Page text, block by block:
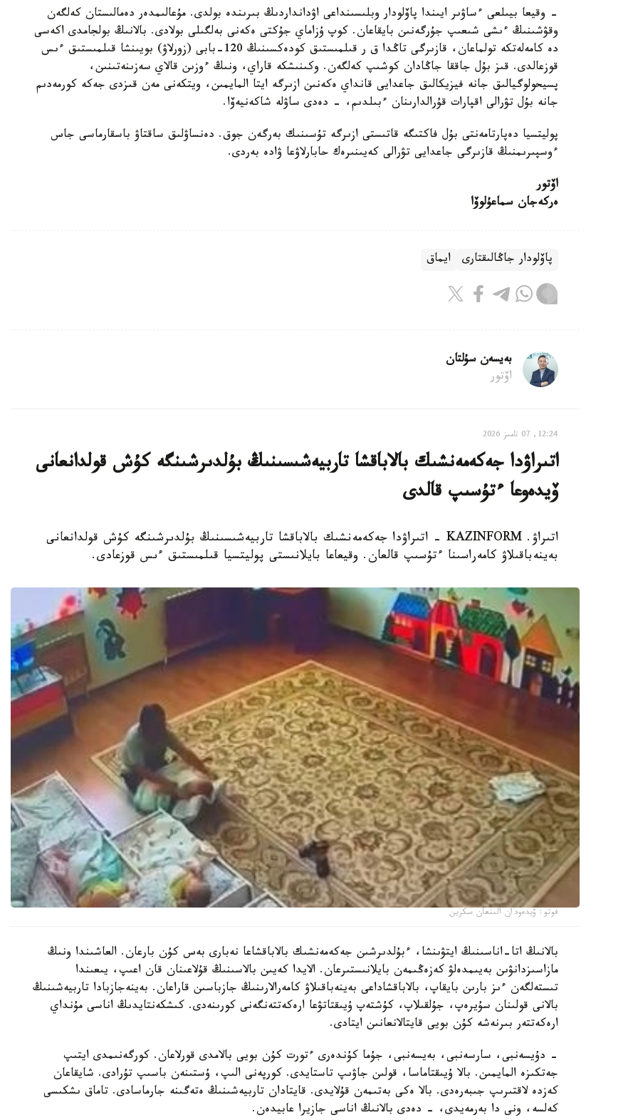
- وقيعا بيىلعى ءساۋىر ايىندا پاۆلودار وبلىسىنداعى اۋدانداردىڭ بىرىندە بولدى. مۇعالىمدەر دەمالىستان كەلگەن
وقۋشىنىڭ ءىشى شىعىپ جۇرگەنىن بايقاعان. كوپ ۇزاماي جۇكتى ەكەنى بەلگىلى بولادى. بالانىڭ بولجامدى اكەسى
دە كامەلەتكە تولماعان، قازىرگى تاڭدا ق ر قىلمىستىق كودەكسىنىڭ 120-بابى (زورلاۋ) بويىنشا قىلمىستىق ءىس
قوزعالدى. قىز بۇل جاققا جاڭادان كوشىپ كەلگەن. وكىنىشكە قاراي، ونىڭ ءوزىن قالاي سەزىنەتىنىن،
پسيحولوگيالىق جانە فيزيكالىق جاعدايى قانداي ەكەنىن ازىرگە ايتا المايمىن، ويتكەنى مەن قىزدى جەكە كورمەدىم
جانە بۇل تۋرالى اقپارات قۇرالدارىنان ءبىلدىم، - دەدى ساۋلە شاكەنيەۆا.
پوليتسيا دەپارتامەنتى بۇل فاكتىگە قاتىستى ازىرگە تۇسىنىك بەرگەن جوق. دەنساۋلىق ساقتاۋ باسقارماسى جاس
ءوسپىرىمنىڭ قازىرگى جاعدايى تۋرالى كەيىنىرەك حابارلاۋعا ۋادە بەردى.
اۆتور
ەركەجان سماعۇلوۆا
پاۆلودار جاڭالىقتارى ايماق
بەيسەن سۇلتان
اۆتور
12:24, 07 تامىز 2026
اتىراۋدا جەكەمەنشىك بالاباقشا تاربيەشىسىنىڭ بۇلدىرشىنگە كۇش قولدانعانى
ۆيدەوعا ءتۇسىپ قالدى
اتىراۋ. KAZINFORM - اتىراۋدا جەكەمەنشىك بالاباقشا تاربيەشىسىنىڭ بۇلدىرشىنگە كۇش قولدانعانى
بەينەباقىلاۋ كامەراسىنا ءتۇسىپ قالعان. وقيعاعا بايلانىستى پوليتسيا قىلمىستىق ءىس قوزعادى.
فوتو: ۆيدەودان الىنعان سكرين
بالانىڭ اتا-اناسىنىڭ ايتۋىنشا، ءبۇلدىرشىن جەكەمەنشىك بالاباقشاعا نەبارى بەس كۇن بارعان. العاشىندا ونىڭ
مازاسىزدانۋىن بەيىمدەلۋ كەزەڭىمەن بايلانىستىرعان. الايدا كەيىن بالاسىنىڭ قۇلاعىنان قان اعىپ، يىعىندا
تىستەلگەن ءىز بارىن بايقاپ، بالاباقشاداعى بەينەباقىلاۋ كامەرالارىنىڭ جازباسىن قاراعان. بەينەجازبادا تاربيەشىنىڭ
بالانى قولىنان سۇيرەپ، جۇلقىلاپ، كۇشتەپ ۇيىقتاتۋعا ارەكەتتەنگەنى كورىنەدى. كىشكەنتايدىڭ اناسى مۇنداي
ارەكەتتەر بىرنەشە كۇن بويى قايتالانعانىن ايتادى.
- دۇيسەنبى، سارسەنبى، بەيسەنبى، جۇما كۇندەرى ءتورت كۇن بويى بالامدى قورلاعان. كورگەنىمدى ايتىپ
جەتكىزە المايمىن. بالا ۇيىقتاماسا، قولىن جاۋىپ تاستايدى. كورپەنى الىپ، ۇستىنەن باسىپ تۇرادى. شايقاعان
كەزدە لاقتىرىپ جىبەرەدى. بالا ەكى بەتىمەن قۇلايدى. قايتادان تاربيەشىنىڭ ەتەگىنە جارماسادى. تاماق ىشكىسى
كەلسە، ونى دا بەرمەيدى، - دەدى بالانىڭ اناسى جازيرا عابيدەن.